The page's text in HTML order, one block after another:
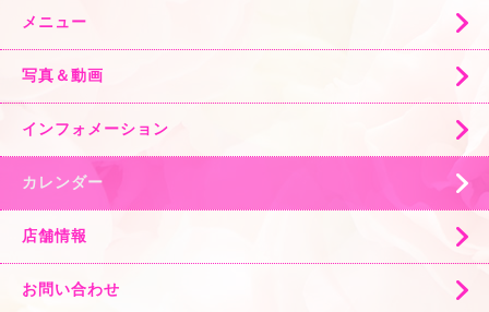
メニュー
写真＆動画
インフォメーション
カレンダー
店舗情報
お問い合わせ